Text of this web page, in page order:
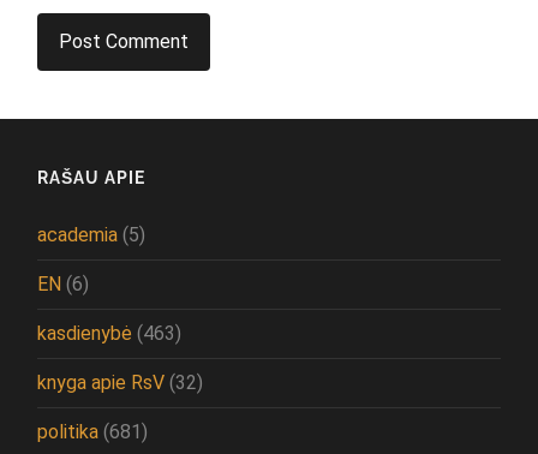
RAŠAU APIE
academia (5)
EN (6)
kasdienybė (463)
knyga apie RsV (32)
politika (681)